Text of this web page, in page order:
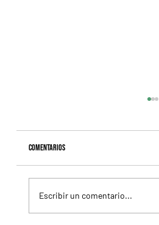
Comentarios
Escribir un comentario...